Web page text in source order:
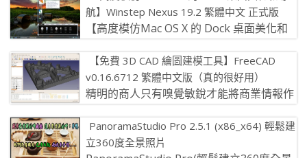
航】Winstep Nexus 19.2 繁體中文 正式版
【高度模仿Mac OS X 的 Dock 桌面美化和
Winst […]
【免費 3D CAD 繪圖建模工具】FreeCAD
v0.16.6712 繁體中文版（真的很好用）
精明的商人只有嗅覺敏銳才能將商業情報作
公司老闆常常會無所作為。 我從不間 […]
PanoramaStudio Pro 2.5.1 (x86_x64) 輕鬆建
立360度全景照片